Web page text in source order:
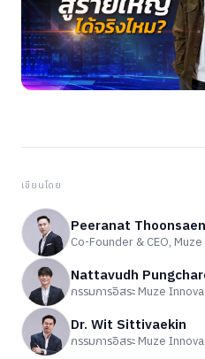
เขียนโดย
Peeranat
Co-Founder & CEO,
Nattavudh
กรรมการอิสระ Muze
Dr. Wit Sittivaekin
กรรมการอิสระ Muze